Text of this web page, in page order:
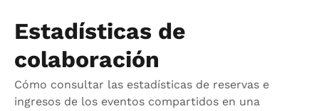
Estadísticas de
colaboración
Cómo consultar las estadísticas de reservas e
ingresos de los eventos compartidos en una